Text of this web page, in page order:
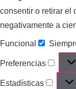
consentir o retirar el
negativamente a
Funcional
Preferencias
Estadísticas